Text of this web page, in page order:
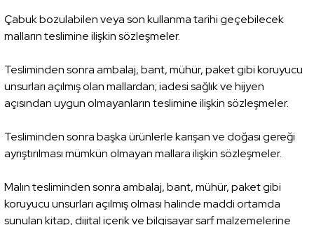
Çabuk bozulabilen veya son kullanma tarihi geçebilecek
malların teslimine ilişkin sözleşmeler.
Tesliminden sonra ambalaj, bant, mühür, paket gibi koruyucu
unsurları açılmış olan mallardan; iadesi sağlık ve hijyen
açısından uygun olmayanların teslimine ilişkin sözleşmeler.
Tesliminden sonra başka ürünlerle karışan ve doğası gereği
ayrıştırılması mümkün olmayan mallara ilişkin sözleşmeler.
Malın tesliminden sonra ambalaj, bant, mühür, paket gibi
koruyucu unsurları açılmış olması halinde maddi ortamda
sunulan kitap, dijital içerik ve bilgisayar sarf malzemelerine